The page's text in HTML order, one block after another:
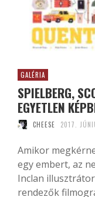
GALÉRIA
SPIELBERG,
EGYETLEN
CHEESE 2017.
Amikor
egy embert, az
Inclan
rendezők